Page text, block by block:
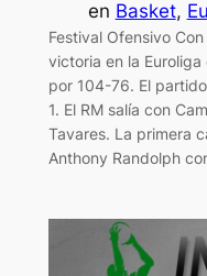
en Basket,
Festival Ofensivo
victoria en la
por 104-76. El
1. El RM salía con
Tavares. La primera
Anthony Randolph